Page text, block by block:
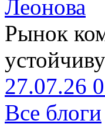
Леонова
Рынок
27.07.26
Все блоги